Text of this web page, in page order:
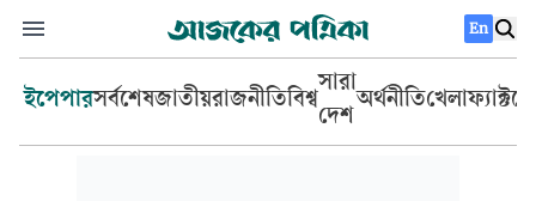
En
ইপেপারসর্বশেষজাতীয়রাজনীতিবিশ্ব
সারা
দেশ
অর্থনীতিখেলা